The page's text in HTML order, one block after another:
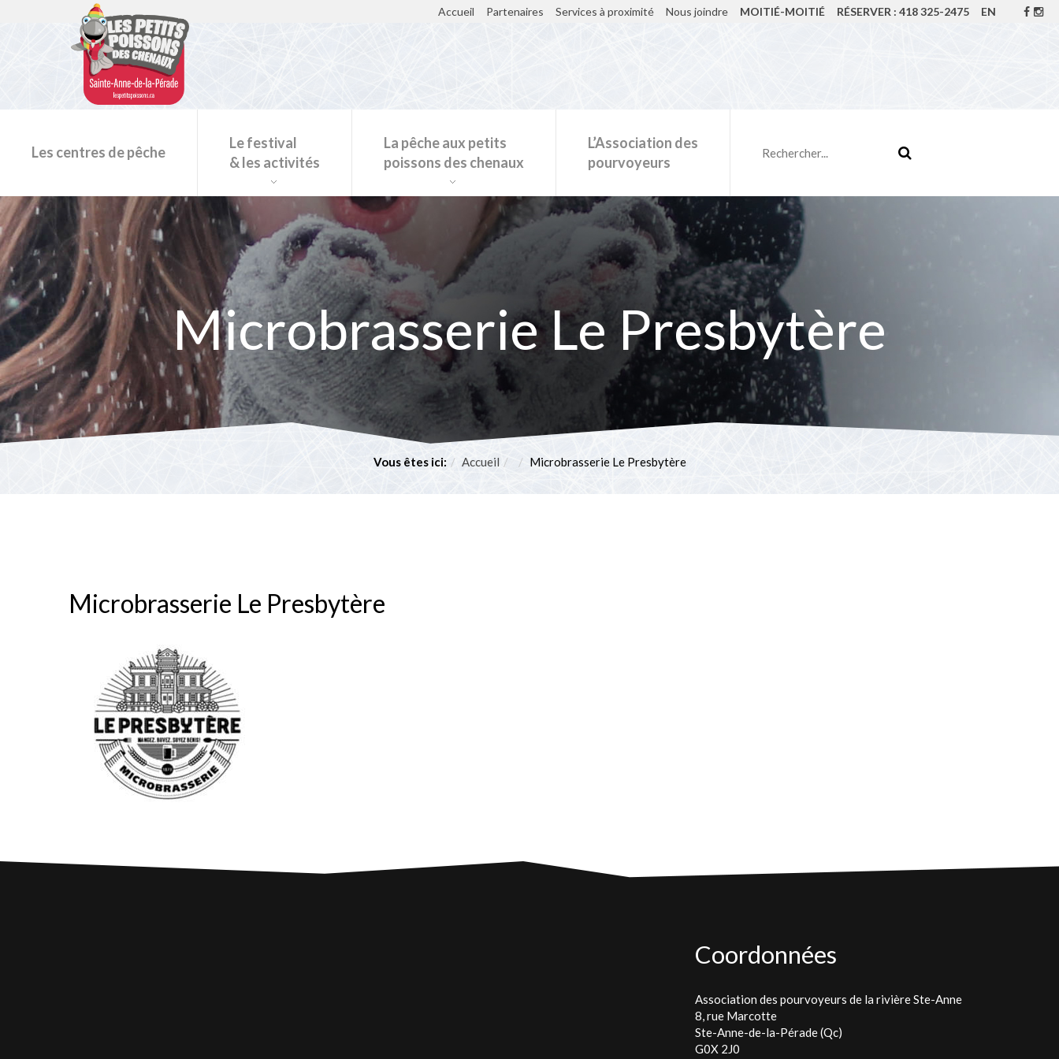
EN
Accueil Partenaires Services à proximité Nous joindre MOITIÉ-MOITIÉ RÉSERVER : 418 325-2475
Les centres de pêche
Le festival
& les activités
La pêche aux petits
poissons des chenaux
L’Association des
pourvoyeurs
Microbrasserie Le Presbytère
Vous êtes ici: Accueil Microbrasserie Le Presbytère
Microbrasserie Le Presbytère
Coordonnées
Association des pourvoyeurs de la rivière Ste-Anne
8, rue Marcotte
Ste-Anne-de-la-Pérade (Qc)
G0X 2J0